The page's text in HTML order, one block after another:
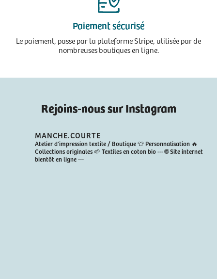
Paiement sécurisé
Le paiement, passe par la plateforme Stripe, utilisée par de
nombreuses boutiques en ligne.
Rejoins-nous sur Instagram
MANCHE.COURTE
Atelier d'impression textile / Boutique👕 Personnalisation 🔥
Collections originales🌱 Textiles en coton bio---🌐 Site internet
bientôt en ligne---